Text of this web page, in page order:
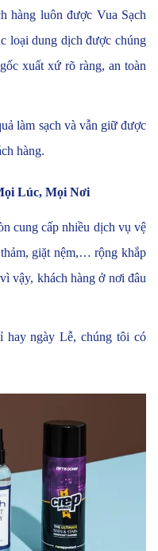
hàng luôn được Vua Sạch
loại dung dịch được chúng
xuất xứ rõ ràng, an toàn
làm sạch và vẫn giữ được
hàng.
Lúc, Mọi Nơi
cung cấp nhiều dịch vụ vệ
giặt nệm,… rộng khắp
vậy, khách hàng ở nơi đâu
hay ngày Lễ, chúng tôi có